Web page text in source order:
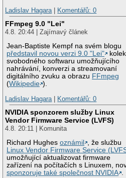
Ladislav Hagara| Komentářů: 0
FFmpeg 9.0 "Lei"
4.8. 20:44 | Zajímavý článek
Jean-Baptiste Kempf na svém blogu
představil novou verzi 9.0 "Lei"
svobodného softwaru umožňujícího
nahrávání, konverzi a streamovaní
digitálního zvuku a obrazu FFmpeg
(Wikipedie ).
Ladislav Hagara| Komentářů: 0
NVIDIA sponzorem služby Linux
Vendor Firmware Service (LVFS)
4.8. 20:11 | Komunita
Richard Hughesoznámil
, že službu
Linux Vendor Firmware Service
umožňující aktualizovat firmware
zařízení na počítačích s Linuxem,
sponzoruje také společnost NVIDIA .